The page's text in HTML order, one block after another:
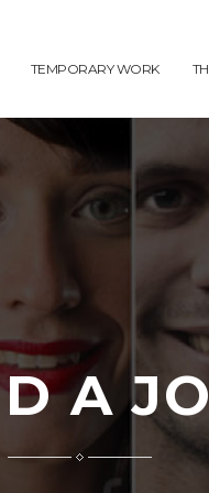
TEMPORARY WORK
A